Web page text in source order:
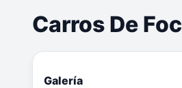
Carros De Foc
Galería